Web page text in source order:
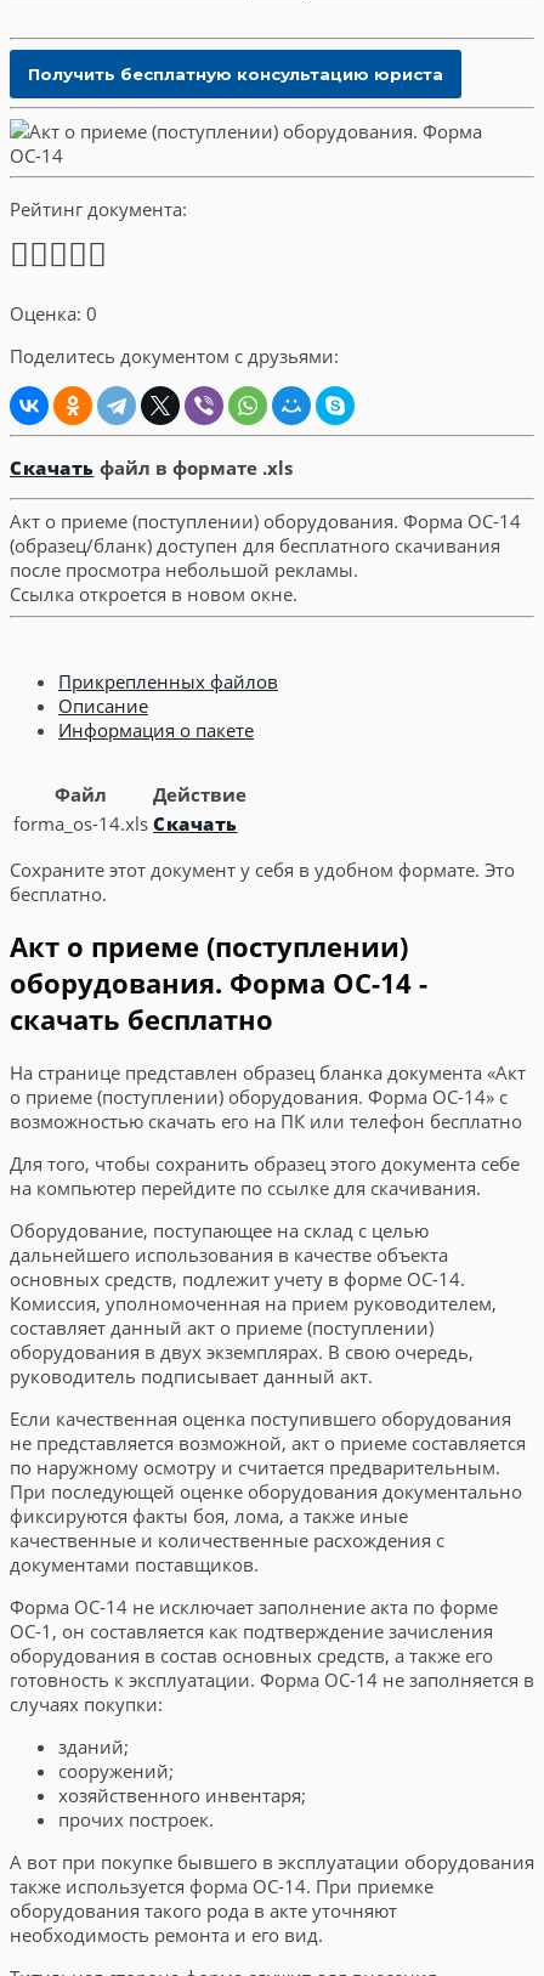
Рейтинг документа:
Оценка: 0
Поделитесь документом с друзьями:
Скачать файл в формате .xls
Акт о приеме (поступлении) оборудования. Форма ОС-14
(образец/бланк) доступен для бесплатного скачивания
после просмотра небольшой рекламы.
Ссылка откроется в новом окне.
Прикрепленных файлов
Описание
Информация о пакете
Файл
Действие
forma_os-14.xls Скачать
Сохраните этот документ у себя в удобном формате. Это
бесплатно.
Акт о приеме (поступлении)
оборудования. Форма ОС-14 -
скачать бесплатно
На странице представлен образец бланка документа «Акт
о приеме (поступлении) оборудования. Форма ОС-14» с
возможностью скачать его на ПК или телефон бесплатно
Для того, чтобы сохранить образец этого документа себе
на компьютер перейдите по ссылке для скачивания.
Оборудование, поступающее на склад с целью
дальнейшего использования в качестве объекта
основных средств, подлежит учету в форме ОС-14.
Комиссия, уполномоченная на прием руководителем,
составляет данный акт о приеме (поступлении)
оборудования в двух экземплярах. В свою очередь,
руководитель подписывает данный акт.
Если качественная оценка поступившего оборудования
не представляется возможной, акт о приеме составляется
по наружному осмотру и считается предварительным.
При последующей оценке оборудования документально
фиксируются факты боя, лома, а также иные
качественные и количественные расхождения с
документами поставщиков.
Форма ОС-14 не исключает заполнение акта по форме
ОС-1, он составляется как подтверждение зачисления
оборудования в состав основных средств, а также его
готовность к эксплуатации. Форма ОС-14 не заполняется в
случаях покупки:
зданий;
сооружений;
хозяйственного инвентаря;
прочих построек.
А вот при покупке бывшего в эксплуатации оборудования
также используется форма ОС-14. При приемке
оборудования такого рода в акте уточняют
необходимость ремонта и его вид.